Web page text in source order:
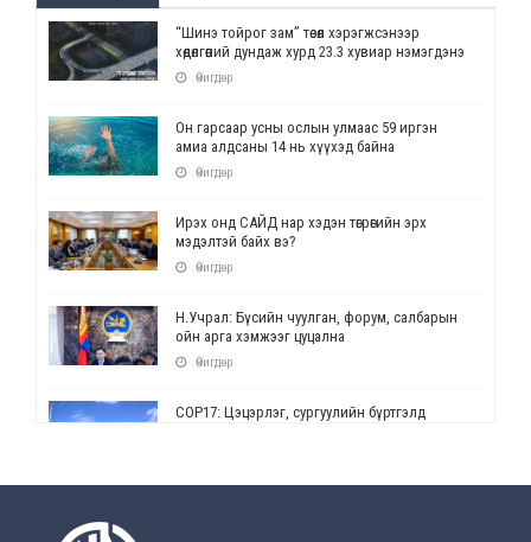
“Шинэ тойрог зам” төсөл хэрэгжсэнээр
хөдөлгөөний дундаж хурд 23.3 хувиар нэмэгдэнэ
Өчигдөр
Он гарсаар усны ослын улмаас 59 иргэн
амиа алдсаны 14 нь хүүхэд байна
Өчигдөр
Ирэх онд САЙД нар хэдэн төгрөгийн эрх
мэдэлтэй байх вэ?
Өчигдөр
Н.Учрал: Бүсийн чуулган, форум, салбарын
ойн арга хэмжээг цуцална
Өчигдөр
СОР17: Цэцэрлэг, сургуулийн бүртгэлд